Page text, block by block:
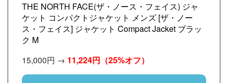
THE NORTH FACE(ザ・ノース・フェイス) ジャ
ケット コンパクトジャケット メンズ [ザ・ノー
ス・フェイス] ジャケット Compact Jacket ブラッ
ク M
15,000円 → 11,224円 （25%オフ）